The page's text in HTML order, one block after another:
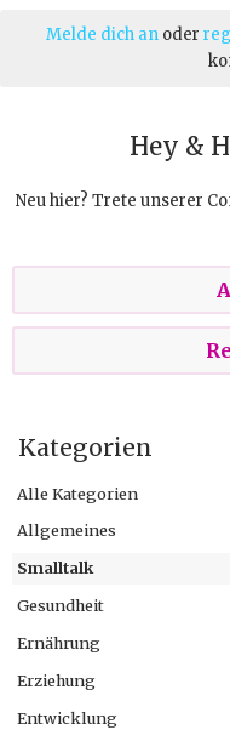
Hey &
Neu hier? Trete unserer
Kategorien
Alle Kategorien
Allgemeines
Smalltalk
Gesundheit
Ernährung
Erziehung
Entwicklung
Melde dich an oder